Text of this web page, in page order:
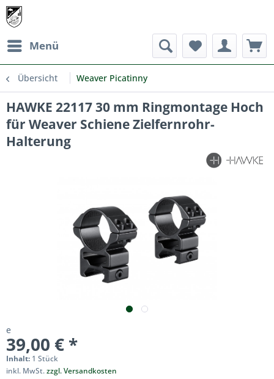
Menü
Übersicht Weaver Picatinny
HAWKE 22117 30 mm Ringmontage Hoch
für Weaver Schiene Zielfernrohr-
Halterung
e
39,00 € *
Inhalt: 1 Stück
inkl. MwSt.zzgl. Versandkosten